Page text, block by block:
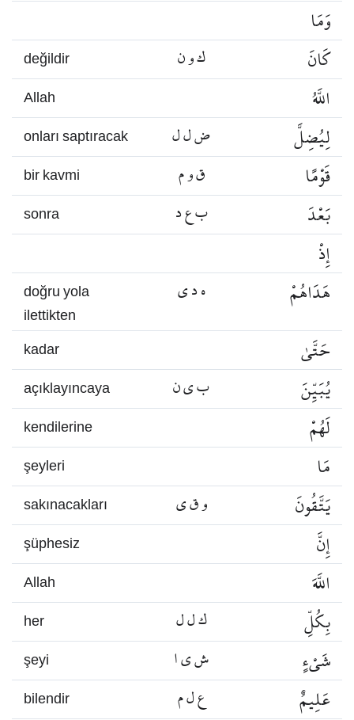
وَمَا
değildir ك و ن كَانَ
Allah اللَّهُ
onları saptıracak ض ل ل لِيُضِلَّ
bir kavmi ق و م قَوْمًا
sonra ب ع د
بَعْدَ
إِذْ
doğru yola
ilettikten
ه د ي هَدَاهُمْ
kadar حَتَّىٰ
açıklayıncaya ب ي ن يُبَيِّنَ
kendilerine لَهُمْ
şeyleri مَا
sakınacakları و ق ي يَتَّقُونَ
şüphesiz إِنَّ
Allah اللَّهَ
her ك ل ل بِكُلِّ
şeyi ش ي ا شَيْءٍ
bilendir ع ل م عَلِيمٌ